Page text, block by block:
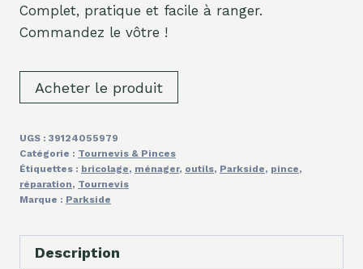
Complet, pratique et facile à ranger.
Commandez le vôtre !
Acheter le produit
UGS : 39124055979
Catégorie : Tournevis & Pinces
Étiquettes : bricolage, ménager, outils, Parkside, pince,
réparation, Tournevis
Marque : Parkside
Description